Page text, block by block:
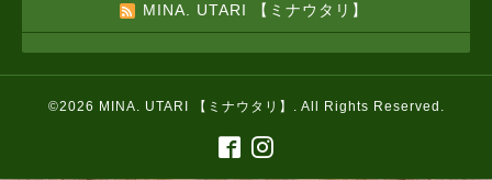
MINA. UTARI 【ミナウタリ】
©2026 MINA. UTARI 【ミナウタリ】 . All Rights Reserved.